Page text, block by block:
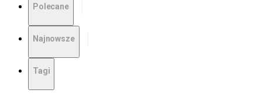
Polecane
Najnowsze
Tagi